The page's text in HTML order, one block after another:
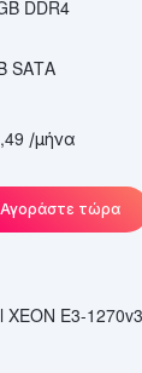
DDR4
SΑΤΑ
/μήνα
Αγοράστε τώρα
XEON E3-